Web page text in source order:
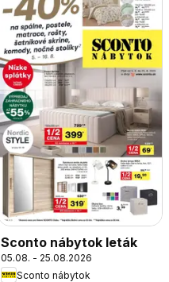
Sconto nábytok leták
05.08. - 25.08.2026
Sconto nábytok